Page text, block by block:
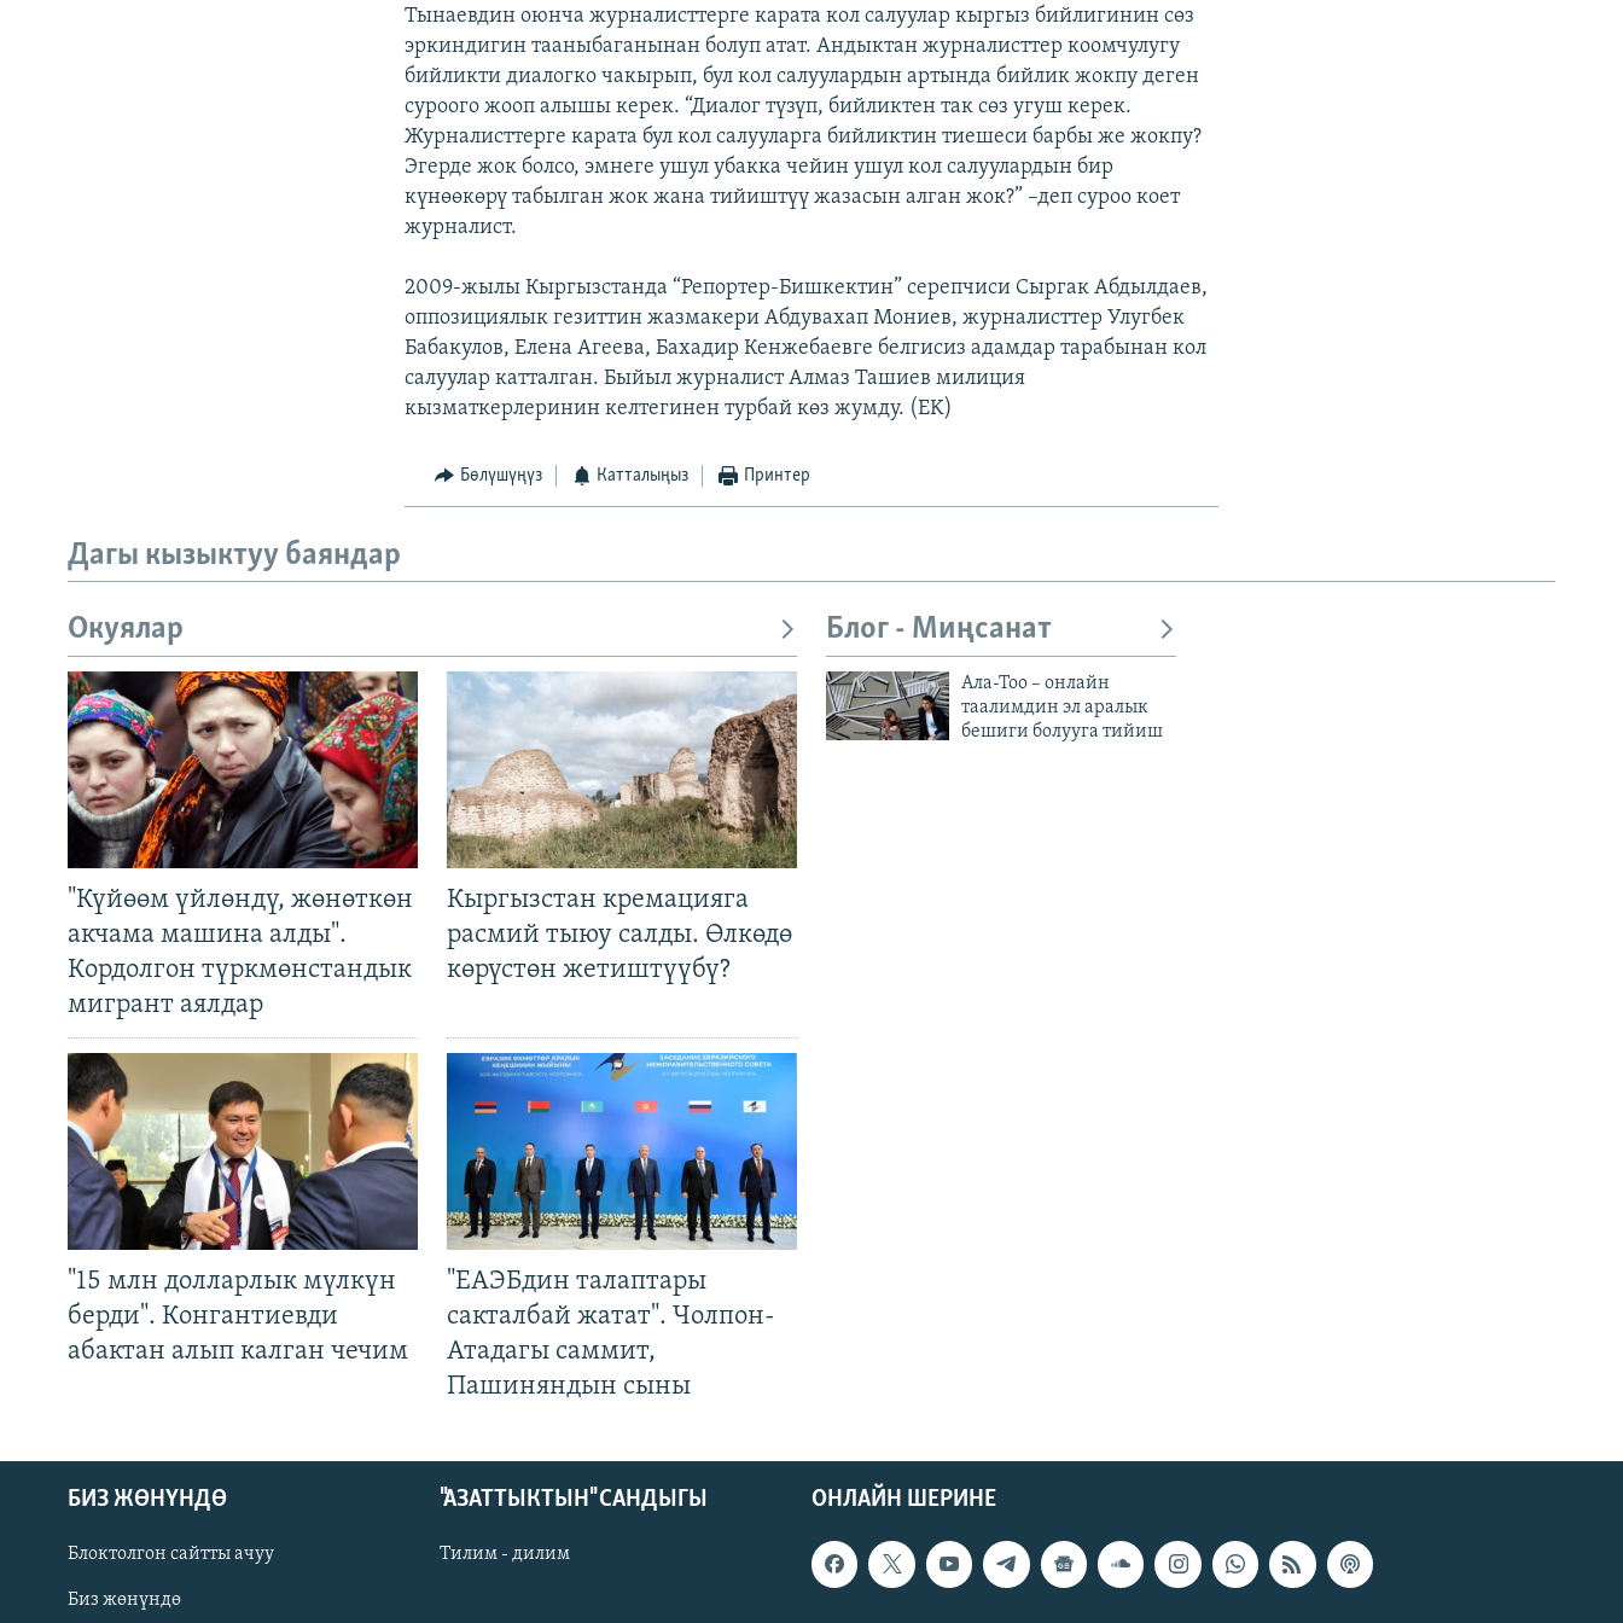
Тынаевдин оюнча журналисттерге карата кол салуулар кыргыз бийлигинин сөз
эркиндигин тааныбаганынан болуп атат. Андыктан журналисттер коомчулугу
бийликти диалогко чакырып, бул кол салуулардын артында бийлик жокпу деген
суроого жооп алышы керек. “Диалог түзүп, бийликтен так сөз угуш керек.
Журналисттерге карата бул кол салууларга бийликтин тиешеси барбы же жокпу?
Эгерде жок болсо, эмнеге ушул убакка чейин ушул кол салуулардын бир
күнөөкөрү табылган жок жана тийиштүү жазасын алган жок?” –деп суроо коет
журналист.
2009-жылы Кыргызстанда “Репортер-Бишкектин” серепчиси Сыргак Абдылдаев,
оппозициялык гезиттин жазмакери Абдувахап Мониев, журналисттер Улугбек
Бабакулов, Елена Агеева, Бахадир Кенжебаевге белгисиз адамдар тарабынан кол
салуулар катталган. Быйыл журналист Алмаз Ташиев милиция
кызматкерлеринин келтегинен турбай көз жумду. (EK)
Бөлүшүңүз Катталыңыз Принтер
Дагы кызыктуу баяндар
Окуялар
"Күйөөм үйлөндү, жөнөткөн
акчама машина алды".
Кордолгон түркмөнстандык
мигрант аялдар
Кыргызстан кремацияга
расмий тыюу салды. Өлкөдө
көрүстөн жетиштүүбү?
"15 млн долларлык мүлкүн
берди". Конгантиевди
абактан алып калган чечим
"ЕАЭБдин талаптары
сакталбай жатат". Чолпон-
Атадагы саммит,
Пашиняндын сыны
Блог - Миңсанат
Ала-Тоо – онлайн
таалимдин эл аралык
бешиги болууга тийиш
ОНЛАЙН ШЕРИНЕ
БИЗ ЖӨНҮНДӨ
Блоктолгон сайтты ачуу
Биз жөнүндө
"АЗАТТЫКТЫН" САНДЫГЫ
Тилим - дилим